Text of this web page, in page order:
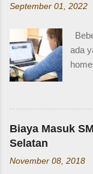
SIM
SIM
September 01, 2022
ada
ini,
salah
Biaya Masuk
Selatan
November 08, 2018